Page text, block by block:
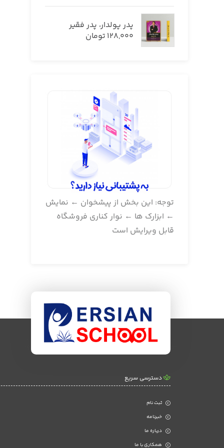
پدر پولدار، پدر فقیر
128,000 تومان
توجه: این بخش از پیشخوان ← نمایش
← ابزارک ها ← نوار کناری فروشگاه
قابل ویرایش است
دسترسی سریع
ثبت نام
خبرنامه
درباره ما
همکاری با ما